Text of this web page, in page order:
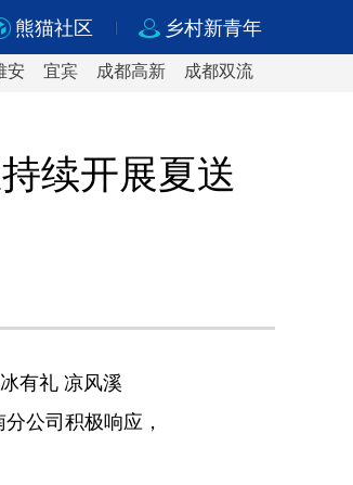
熊猫社区 乡村新青年
安 宜宾 成都高新 成都双流
续开展夏送
有礼 凉风溪
公司积极响应，